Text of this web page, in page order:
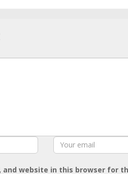
and website in this browser for